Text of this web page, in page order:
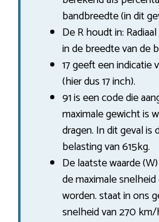
bandbreedte (in dit
De R houdt in:
in de breedte van de
17 geeft een indicatie
(hier dus 17 inch).
91 is een code die
maximale gewicht is
dragen. In dit geval is
belasting van 615kg.
De laatste waarde
de maximale
worden. staat in ons
snelheid van 270 km/